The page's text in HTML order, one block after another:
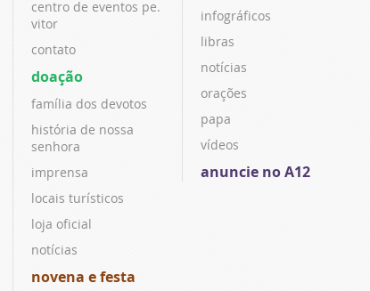
centro de eventos pe.
vitor
contato
doação
família dos devotos
história de nossa
senhora
imprensa
locais turísticos
loja oficial
notícias
novena e festa
infográficos
libras
notícias
orações
papa
vídeos
anuncie no A12